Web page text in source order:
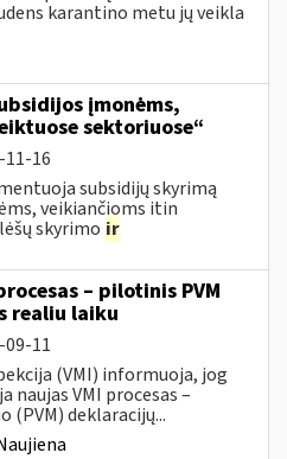
karantino metu jų veikla
įmonėms,
sektoriuose“
11-16
subsidijų skyrimą
veikiančioms itin
skyrimo ir
– pilotinis PVM
realiu laiku
09-11
(VMI) informuoja, jog
naujas VMI procesas –
(PVM) deklaracijų...